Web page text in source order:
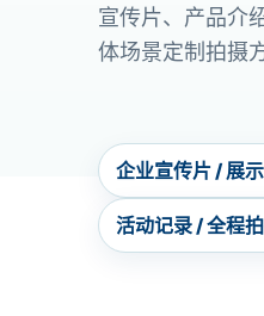
宣传片、产品介
体场景定制拍摄
企业宣传片 / 展
活动记录 / 全程